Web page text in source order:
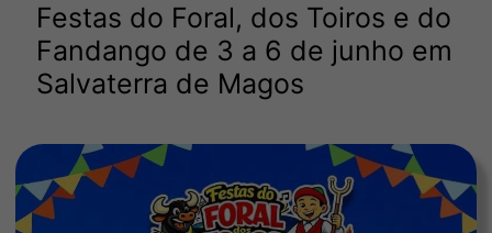
Festas do Foral, dos Toiros e do
Fandango de 3 a 6 de junho em
Salvaterra de Magos